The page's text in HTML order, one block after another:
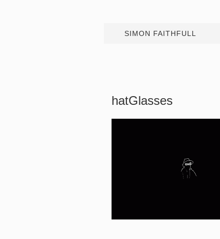
SIMON FAITHFULL
hatGlasses